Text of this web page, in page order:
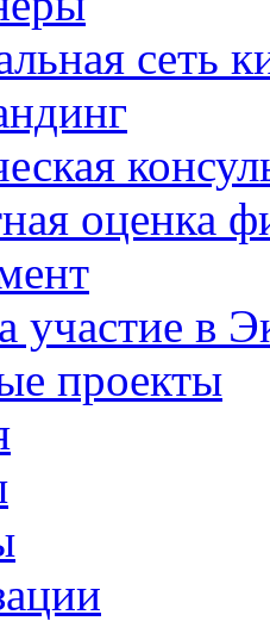
сеть
оценка
участие в
проекты